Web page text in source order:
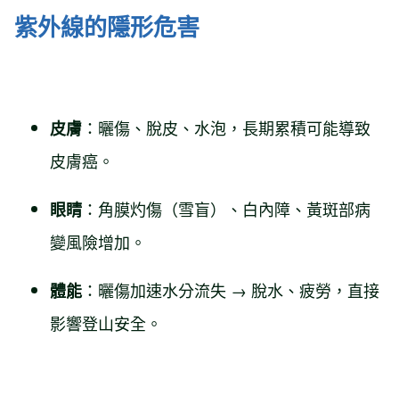
紫外線的隱形危害
皮膚 ：曬傷、脫皮、水泡，長期累積可能導致
皮膚癌。
眼睛 ：角膜灼傷（雪盲）、白內障、黃斑部病
變風險增加。
體能 ：曬傷加速水分流失 → 脫水、疲勞，直接
影響登山安全。